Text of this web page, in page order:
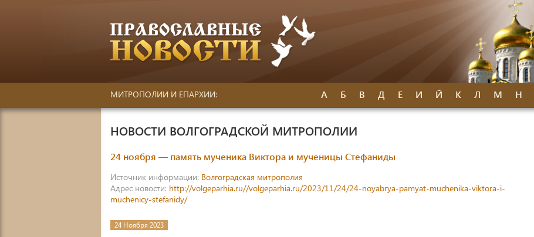
МИТРОПОЛИИ И ЕПАРХИИ: А Б В Д Е И Й К Л М Н
НОВОСТИ ВОЛГОГРАДСКОЙ МИТРОПОЛИИ
24 ноября — память мученика Виктора и мученицы Стефаниды
Источник информации: Волгоградская митрополия
Адрес новости: http://volgeparhia.ru//volgeparhia.ru/2023/11/24/24-noyabrya-pamyat-muchenika-viktora-i-
muchenicy-stefanidy/
24 Ноября 2023